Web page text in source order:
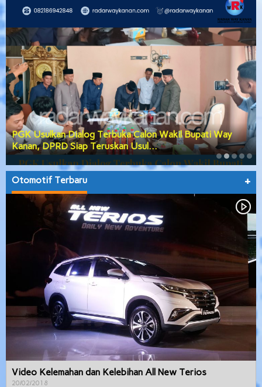
PGK Usulkan Dialog Terbuka Calon Wakil Bupati Way
Kanan, DPRD Siap Teruskan Usul…
Otomotif Terbaru +
Video Kelemahan dan Kelebihan All New Terios
20/02/2018